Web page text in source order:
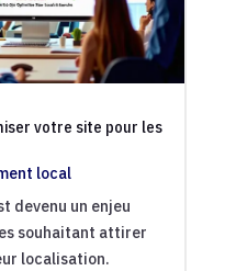
votre site pour les
local
devenu un enjeu
souhaitant attirer
localisation.